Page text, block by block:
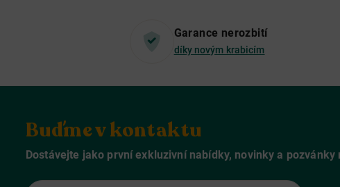
Garance nerozbití
díky novým krabicím
Buďme v kontaktu
Dostávejte jako první exkluzivní nabídky, novinky a pozvánky